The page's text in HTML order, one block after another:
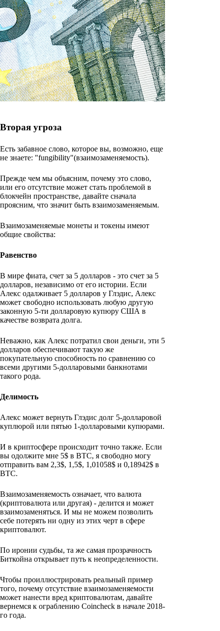
Вторая угроза
Есть забавное слово, которое вы, возможно, еще
не знаете: "fungibility"(взаимозаменяемость).
Прежде чем мы объясним, почему это слово,
или его отсутствие может стать проблемой в
блокчейн пространстве, давайте сначала
проясним, что значит быть взаимозаменяемым.
Взаимозаменяемые монеты и токены имеют
общие свойства:
Равенство
В мире фиата, счет за 5 долларов - это счет за 5
долларов, независимо от его истории. Если
Алекс одалживает 5 долларов у Глэдис, Алекс
может свободно использовать любую другую
законную 5-ти долларовую купюру США в
качестве возврата долга.
Неважно, как Алекс потратил свои деньги, эти 5
долларов обеспечивают такую же
покупательную способность по сравнению со
всеми другими 5-долларовыми банкнотами
такого рода.
Делимость
Алекс может вернуть Глэдис долг 5-долларовой
куплюрой или пятью 1-долларовыми купюрами.
И в криптосфере происходит точно также. Если
вы одолжите мне 5$ в BTC, я свободно могу
отправить вам 2,3$, 1,5$, 1,01058$ и 0,18942$ в
BTC.
Взаимозаменяемость означает, что валюта
(криптовалюта или другая) - делится и может
взаимозаменяться. И мы не можем позволить
себе потерять ни одну из этих черт в сфере
криптовалют.
По иронии судьбы, та же самая прозрачность
Биткойна открывает путь к неопределенности.
Чтобы проиллюстрировать реальный пример
того, почему отсутствие взаимозаменяемости
может нанести вред криптовалютам, давайте
вернемся к ограблению Coincheck в начале 2018-
го года.